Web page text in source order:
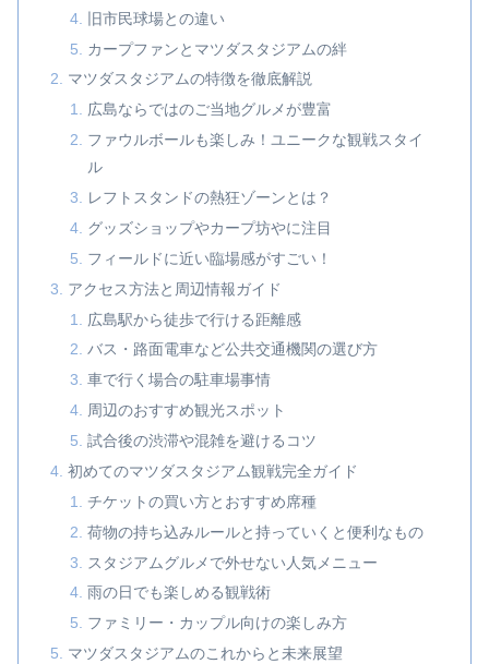
旧市民球場との違い
カープファンとマツダスタジアムの絆
マツダスタジアムの特徴を徹底解説
広島ならではのご当地グルメが豊富
ファウルボールも楽しみ！ユニークな観戦スタイ
ル
レフトスタンドの熱狂ゾーンとは？
グッズショップやカープ坊やに注目
フィールドに近い臨場感がすごい！
アクセス方法と周辺情報ガイド
広島駅から徒歩で行ける距離感
バス・路面電車など公共交通機関の選び方
車で行く場合の駐車場事情
周辺のおすすめ観光スポット
試合後の渋滞や混雑を避けるコツ
初めてのマツダスタジアム観戦完全ガイド
チケットの買い方とおすすめ席種
荷物の持ち込みルールと持っていくと便利なもの
スタジアムグルメで外せない人気メニュー
雨の日でも楽しめる観戦術
ファミリー・カップル向けの楽しみ方
マツダスタジアムのこれからと未来展望